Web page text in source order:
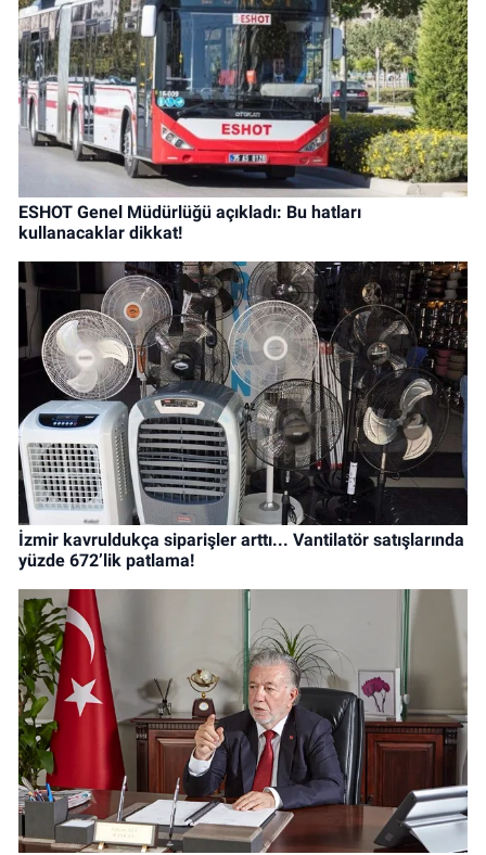
ESHOT Genel Müdürlüğü açıkladı: Bu hatları
kullanacaklar dikkat!
İzmir kavruldukça siparişler arttı... Vantilatör satışlarında
yüzde 672’lik patlama!